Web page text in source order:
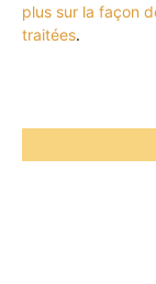
plus sur la façon
traitées.